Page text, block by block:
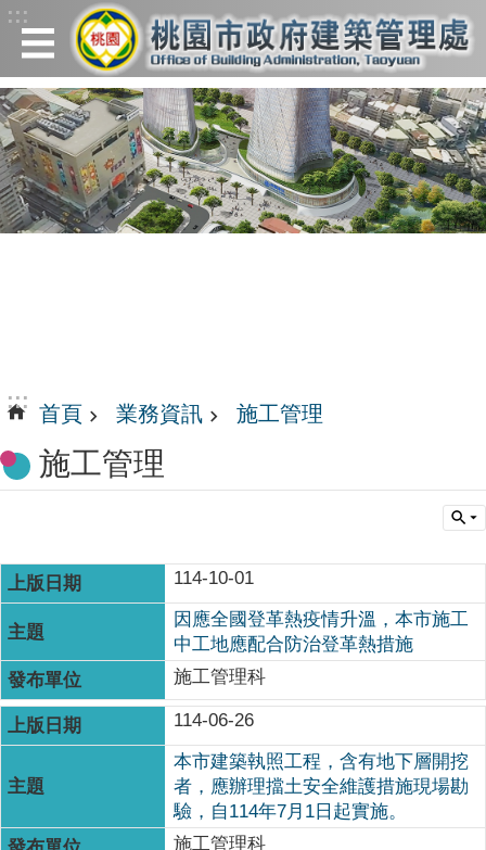
跳到主要內容區塊
:::
:::
首頁 業務資訊 施工管理
施工管理
114-10-01
因應全國登革熱疫情升溫，本市施工
中工地應配合防治登革熱措施
施工管理科
114-06-26
本市建築執照工程，含有地下層開挖
者，應辦理擋土安全維護措施現場勘
驗，自114年7月1日起實施。
施工管理科